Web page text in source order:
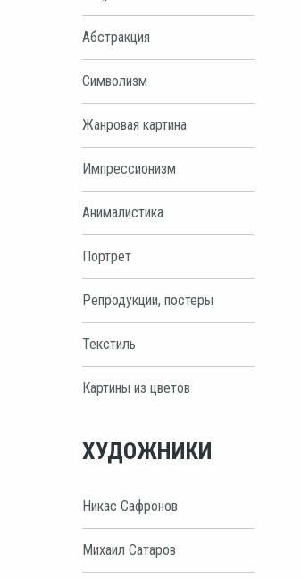
Абстракция
Символизм
Жанровая картина
Импрессионизм
Анималистика
Портрет
Репродукции, постеры
Текстиль
Картины из цветов
ХУДОЖНИКИ
Никас Сафронов
Михаил Сатаров